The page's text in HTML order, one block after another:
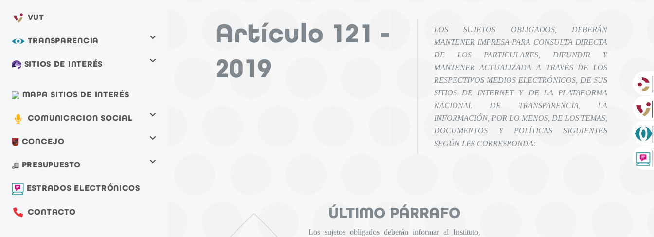
Artículo 121 -
2019
LOS SUJETOS OBLIGADOS, DEBERÁN
MANTENER IMPRESA PARA CONSULTA DIRECTA
DE LOS PARTICULARES, DIFUNDIR Y
MANTENER ACTUALIZADA A TRAVÉS DE LOS
RESPECTIVOS MEDIOS ELECTRÓNICOS, DE SUS
SITIOS DE INTERNET Y DE LA PLATAFORMA
NACIONAL DE TRANSPARENCIA, LA
INFORMACIÓN, POR LO MENOS, DE LOS TEMAS,
DOCUMENTOS Y POLÍTICAS SIGUIENTES
SEGÚN LES CORRESPONDA:
ÚLTIMO PÁRRAFO
Los sujetos obligados deberán informar al Instituto,
VUT
TRANSPARENCIA
SITIOS DE INTERÉS
MAPA SITIOS DE INTERÉS
COMUNICACION SOCIAL
CONCEJO
PRESUPUESTO
ESTRADOS ELECTRÓNICOS
CONTACTO